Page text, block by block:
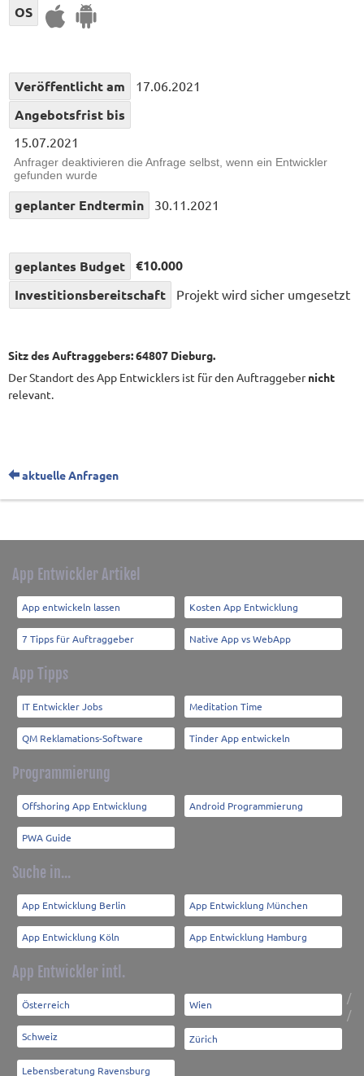
OS
Veröffentlicht am 17.06.2021
Angebotsfrist bis
15.07.2021
Anfrager deaktivieren die Anfrage selbst, wenn ein Entwickler
gefunden wurde
geplanter Endtermin 30.11.2021
geplantes Budget
€10.000
Investitionsbereitschaft
Projekt wird sicher umgesetzt
Sitz des Auftraggebers: 64807 Dieburg.
Der Standort des App Entwicklers ist für den Auftraggebernicht
relevant.
aktuelle Anfragen
App Entwickler Artikel
App entwickeln lassen Kosten App Entwicklung
7 Tipps für Auftraggeber Native App vs WebApp
App Tipps
IT Entwickler Jobs Meditation Time
QM Reklamations-Software Tinder App entwickeln
Programmierung
Offshoring App Entwicklung Android Programmierung
PWA Guide
Suche in...
App Entwicklung Berlin App Entwicklung München
App Entwicklung Köln App Entwicklung Hamburg
App Entwickler intl.
Österreich /
Wien
Schweiz
/
Zürich
Lebensberatung Ravensburg